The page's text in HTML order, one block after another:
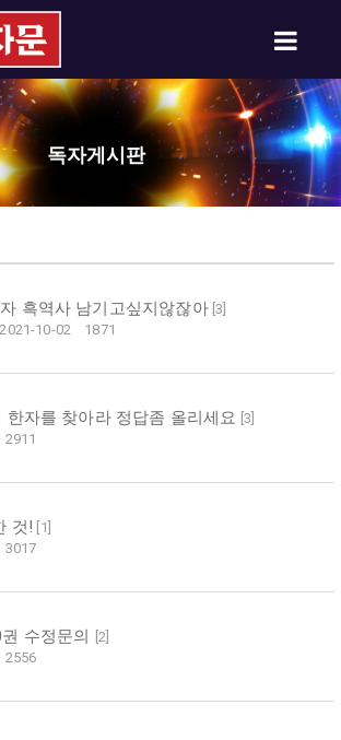
독자게시판
흑역사 남기고싶지않잖아[3
2021-10-02 1871
한자를 찾아라 정답좀 올리세요 3
2911
것! 1
3017
수정문의 2
2556